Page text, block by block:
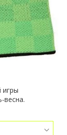
игры
весна.